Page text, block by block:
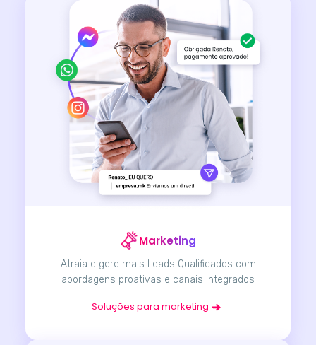
Marketing
Atraia e gere mais Leads Qualificados com
abordagens proativas e canais integrados
Soluções para marketing